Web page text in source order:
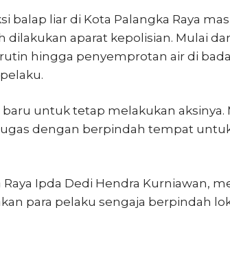
balap liar di Kota Palangka Raya
aparat kepolisian. Mulai
hingga penyemprotan air di
untuk tetap melakukan aksinya.
dengan berpindah tempat
Ipda Dedi Hendra Kurniawan,
para pelaku sengaja berpindah